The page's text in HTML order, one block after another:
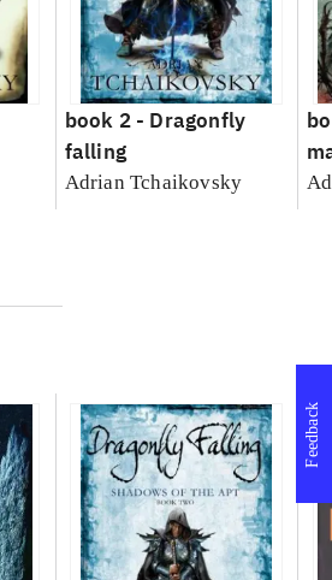
book 2 - Dragonfly
falling
Adrian Tchaikovsky
Feedback